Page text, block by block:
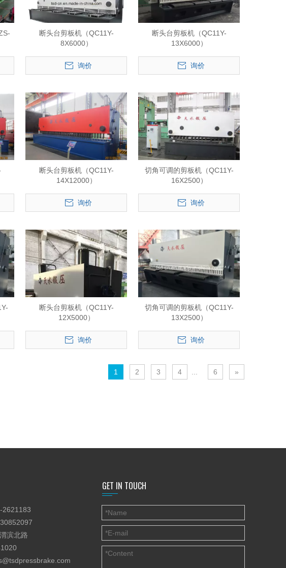
断头台剪板机（QC11Y-
8X6000）
询价
断头台剪板机（QC11Y-
13X6000）
询价
断头台剪板机（QC11Y-
14X12000）
询价
切角可调的剪板机（QC11Y-
16X2500）
询价
断头台剪板机（QC11Y-
12X5000）
询价
切角可调的剪板机（QC11Y-
13X2500）
询价
1 2 3 4 6 »
2621183
滨北路
GET IN TOUCH